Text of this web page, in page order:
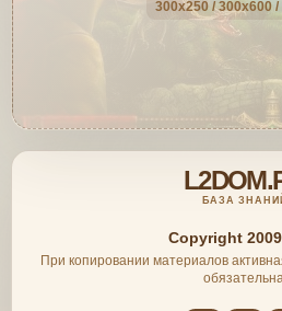
300x250 / 300x600
БАЗА
Copyright
При копировании материалов